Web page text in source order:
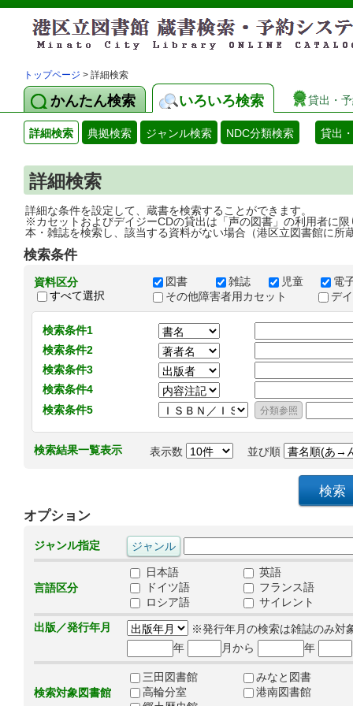
トップページ > 詳細検索
かんたん検索 いろいろ検索 貸出・
詳細検索 典拠検索 ジャンル検索 NDC分類検索 貸出
詳細検索
詳細な条件を設定して、蔵書を検索することができます。
※カセットおよびデイジーCDの貸出は「声の図書」の利用者に限
本・雑誌を検索し、該当する資料がない場合（港区立図書館に所
検索条件
資料区分
すべて選択
図書 雑誌 児童
電
その他障害者用カセット
デ
検索条件1
検索条件2
検索条件3
検索条件4
検索条件5
検索結果一覧表示 表示数 並び順
オプション
ジャンル指定
言語区分
日本語
英語
ドイツ語
フランス語
ロシア語
サイレント
出版／発行年月
※発行年月の検索は雑誌のみ対
年
月から 年
検索対象図書館
三田図書館
みなと図書
高輪分室
港南図書館